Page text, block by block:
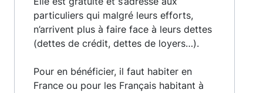
particuliers qui malgré leurs efforts,
n’arrivent plus à faire face à leurs dettes
(dettes de crédit, dettes de loyers…).
Pour en bénéficier, il faut habiter en
France ou pour les Français habitant à